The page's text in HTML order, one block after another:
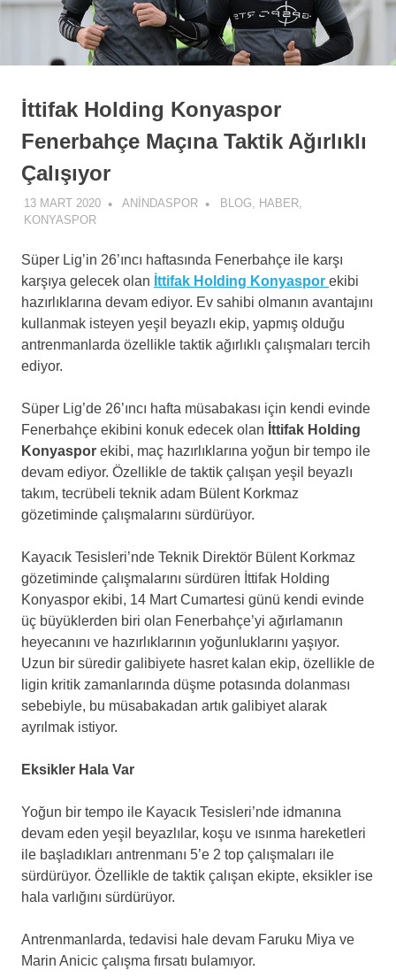
İttifak Holding Konyaspor
Fenerbahçe Maçına Taktik Ağırlıklı
Çalışıyor
13 MART 2020 ANINDASPOR BLOG, HABER,
KONYASPOR
Süper Lig’in 26’ıncı haftasında Fenerbahçe ile karşı
karşıya gelecek olan İttifak Holding Konyaspor ekibi
hazırlıklarına devam ediyor. Ev sahibi olmanın avantajını
kullanmak isteyen yeşil beyazlı ekip, yapmış olduğu
antrenmanlarda özellikle taktik ağırlıklı çalışmaları tercih
ediyor.
Süper Lig’de 26’ıncı hafta müsabakası için kendi evinde
Fenerbahçe ekibini konuk edecek olan İttifak Holding
Konyaspor ekibi, maç hazırlıklarına yoğun bir tempo ile
devam ediyor. Özellikle de taktik çalışan yeşil beyazlı
takım, tecrübeli teknik adam Bülent Korkmaz
gözetiminde çalışmalarını sürdürüyor.
Kayacık Tesisleri’nde Teknik Direktör Bülent Korkmaz
gözetiminde çalışmalarını sürdüren İttifak Holding
Konyaspor ekibi, 14 Mart Cumartesi günü kendi evinde
üç büyüklerden biri olan Fenerbahçe’yi ağırlamanın
heyecanını ve hazırlıklarının yoğunluklarını yaşıyor.
Uzun bir süredir galibiyete hasret kalan ekip, özellikle de
ligin kritik zamanlarında düşme potasında dolanması
sebebiyle, bu müsabakadan artık galibiyet alarak
ayrılmak istiyor.
Eksikler Hala Var
Yoğun bir tempo ile Kayacık Tesisleri’nde idmanına
devam eden yeşil beyazlılar, koşu ve ısınma hareketleri
ile başladıkları antrenmanı 5’e 2 top çalışmaları ile
sürdürüyor. Özellikle de taktik çalışan ekipte, eksikler ise
hala varlığını sürdürüyor.
Antrenmanlarda, tedavisi hale devam Faruku Miya ve
Marin Anicic çalışma fırsatı bulamıyor.